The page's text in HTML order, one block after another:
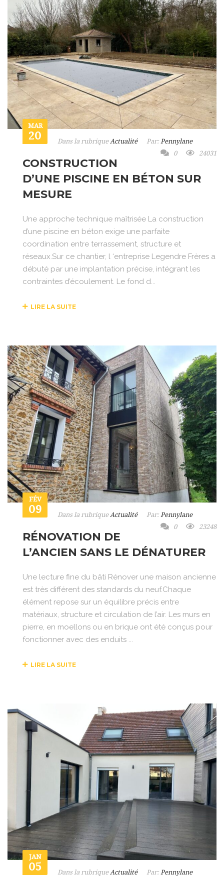
MAR
20 Dans la rubriqueActualité Par: Pennylane
0
24031
CONSTRUCTION
D’UNE PISCINE EN BÉTON SUR
MESURE
Une approche technique maîtrisée La construction
d’une piscine en béton exige une parfaite
coordination entre terrassement, structure et
réseaux.Sur ce chantier, l ‘entreprise Legendre Frères a
débuté par une implantation précise, intégrant les
contraintes d’écoulement. Le fond d...
LIRE LA SUITE
FÉV
09 Dans la rubrique Actualité Par: Pennylane
0
23248
RÉNOVATION DE
L’ANCIEN SANS LE DÉNATURER
Une lecture fine du bâti Rénover une maison ancienne
est très différent des standards du neuf.Chaque
élément repose sur un équilibre précis entre
matériaux, structure et circulation de l’air. Les murs en
pierre, en moellons ou en brique ont été conçus pour
fonctionner avec des enduits ...
LIRE LA SUITE
JAN
05 Dans la rubriqueActualité Par: Pennylane